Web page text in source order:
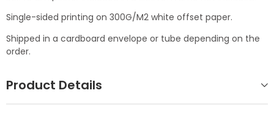
Single-sided printing on 300G/M2 white offset paper.
Shipped in a cardboard envelope or tube depending on the
order.
Product Details